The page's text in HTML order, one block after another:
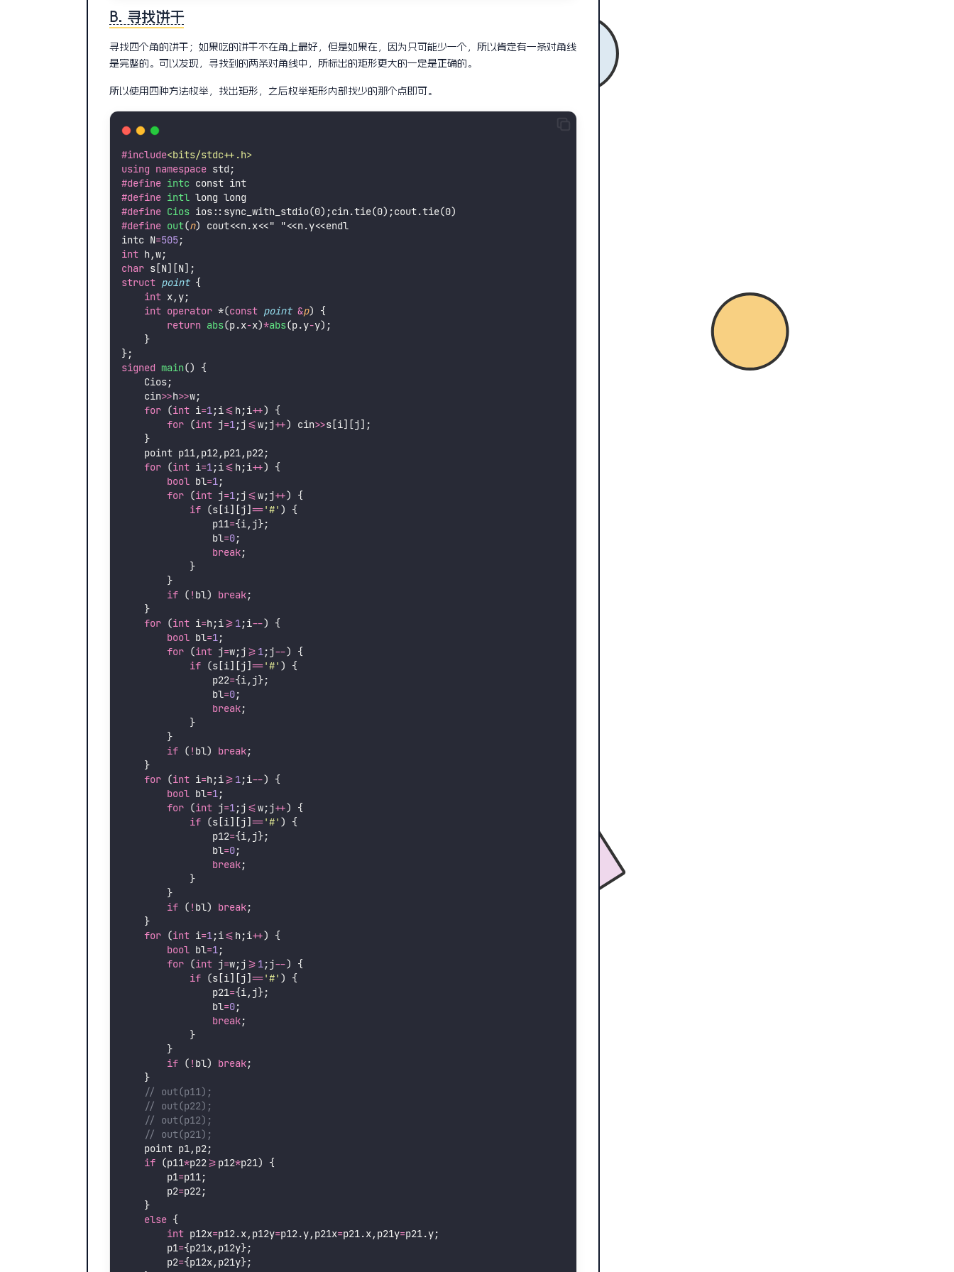
B. 寻找饼干
寻找四个角的饼干；如果吃的饼干不在角上最好，但是如果在，因为只可能少一个，所以肯定有一条对角线
是完整的。可以发现，寻找到的两条对角线中，所标出的矩形更大的一定是正确的。
所以使用四种方法枚举，找出矩形，之后枚举矩形内部找少的那个点即可。
#include<bits/stdc++.h>
using namespace std;
#define intc const int
#define intl long long
#define Cios ios::sync_with_stdio(0);cin.tie(0);cout.tie(0)
#define out(n) cout<<n.x<<" "<<n.y<<endl
intc N=505;
int h,w;
char s[N][N];
struct point {
int x,y;
int operator *(const point &p) {
return abs(p.x-x)*abs(p.y-y);
    }
};
signed main() {
    Cios;
    cin
>>h>>w;
for (int i=1;i<= h;i++) {
for (int j=1;j <=w;j++) cin>>s[i][j];
    }
    point p11,p12,p21,p22;
for (int i=1;i<= h;i++) {
bool bl=1;
for (int j=1;j <=w;j++) {
if (s[i][j]=='#' ) {
                p11
={i,j};
                bl
=0;
break;
            }
        }
if ( ! bl) break;
    }
for (int i=h;i>= 1;i--) {
bool bl=1;
for (int j=w;j >= 1;j--) {
if (s[i][j]=='#' ) {
                p22
={i,j};
                bl
=0;
break;
            }
        }
if ( ! bl) break;
    }
for (int i=h;i>= 1;i--) {
bool bl=1;
for (int j=1;j <=w;j++) {
if (s[i][j]=='#' ) {
                p12
={i,j};
                bl
=0;
break;
            }
        }
if ( ! bl) break;
    }
for (int i=1;i<= h;i++) {
bool bl=1;
for (int j=w;j >= 1;j--) {
if (s[i][j]=='#' ) {
                p21
={i,j};
                bl
=0;
break;
            }
        }
if ( ! bl) break;
    }
    // out(p11);
    // out(p22);
    // out(p12);
    // out(p21);
    point p1,p2;
if (p11*p22>= p12*p21) {
        p1
=p11;
        p2
=p22;
    }
else {
int p12x=p12.x,p12y=p12.y,p21x=p21.x,p21y=p21.y;
        p1
={p21x,p12y};
        p2
={p12x,p21y};